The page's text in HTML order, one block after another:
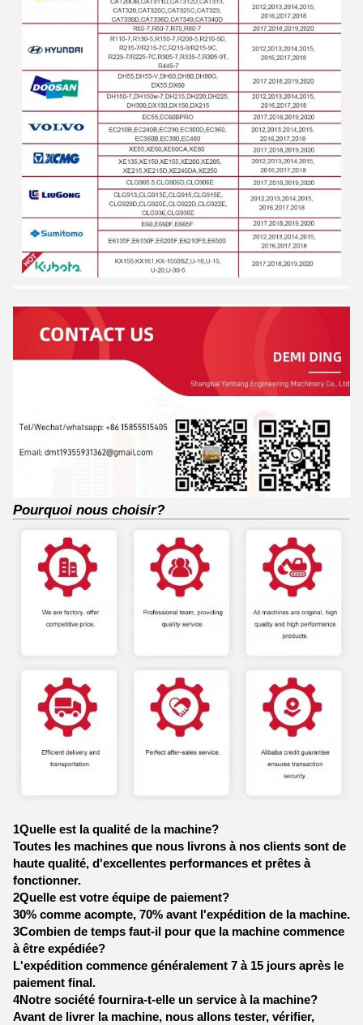
Pourquoi nous choisir?
1Quelle est la qualité de la machine?
Toutes les machines que nous livrons à nos clients sont de
haute qualité, d'excellentes performances et prêtes à
fonctionner.
2Quelle est votre équipe de paiement?
30% comme acompte, 70% avant l'expédition de la machine.
3Combien de temps faut-il pour que la machine commence
à être expédiée?
L'expédition commence généralement 7 à 15 jours après le
paiement final.
4Notre société fournira-t-elle un service à la machine?
Avant de livrer la machine, nous allons tester, vérifier,